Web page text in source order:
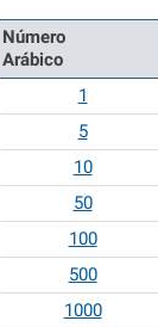
Número
Arábico
1
5
10
50
100
500
1000